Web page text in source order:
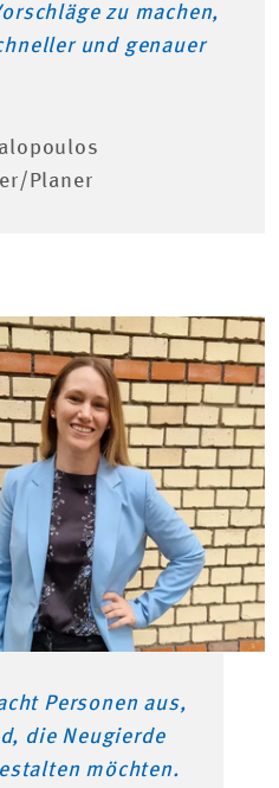
zu machen,
und genauer
Planer
Personen aus,
die Neugierde
möchten.